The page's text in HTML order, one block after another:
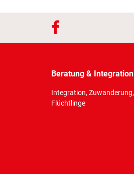
Beratung & Integration
Integration, Zuwanderung,
Flüchtlinge